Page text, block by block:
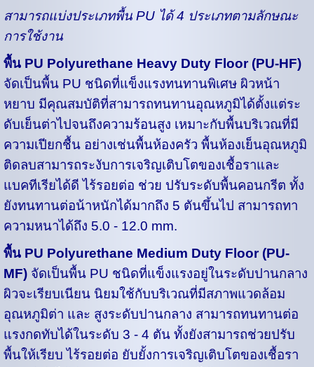
สามารถแบ่งประเภทพื้น PU ได้ 4 ประเภทตามลักษณะ
การใช้งาน
พื้น PU Polyurethane Heavy Duty Floor (PU-HF)
จัดเป็นพื้น PU ชนิดที่แข็งแรงทนทานพิเศษ ผิวหน้า
หยาบ มีคุณสมบัติที่สามารถทนทานอุณหภูมิได้ตั้งแต่ระ
ดับเย็นต่าไปจนถึงความร้อนสูง เหมาะกับพื้นบริเวณที่มี
ความเปียกชื้น อย่างเช่นพื้นห้องครัว พื้นห้องเย็นอุณหภูมิ
ติดลบสามารถระงับการเจริญเติบโตของเชื้อราและ
แบคทีเรียได้ดี ไร้รอยต่อ ช่วย ปรับระดับพื้นคอนกรีต ทั้ง
ยังทนทานต่อน้าหนักได้มากถึง 5 ตันขึ้นไป สามารถทา
ความหนาได้ถึง 5.0 - 12.0 mm.
พื้น PU Polyurethane Medium Duty Floor (PU-
MF)จัดเป็นพื้น PU ชนิดที่แข็งแรงอยู่ในระดับปานกลาง
ผิวจะเรียบเนียน นิยมใช้กับบริเวณที่มีสภาพแวดล้อม
อุณหภูมิต่า และ สูงระดับปานกลาง สามารถทนทานต่อ
แรงกดทับได้ในระดับ 3 - 4 ตัน ทั้งยังสามารถช่วยปรับ
พื้นให้เรียบ ไร้รอยต่อ ยับยั้งการเจริญเติบโตของเชื้อรา